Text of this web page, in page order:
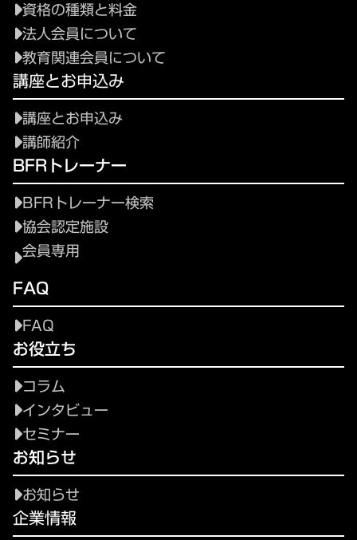
資格の種類と料金
法人会員について
教育関連会員について
講座とお申込み
講座とお申込み
講師紹介
BFRトレーナー
BFRトレーナー検索
協会認定施設
会員専用
FAQ
FAQ
お役立ち
コラム
インタビュー
セミナー
お知らせ
お知らせ
企業情報